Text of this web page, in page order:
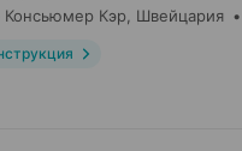
Консьюмер Кэр , Швейцария •